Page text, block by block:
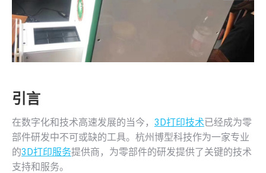
引言
在数字化和技术高速发展的当今， 3D打印技术已经成为零
部件研发中不可或缺的工具。杭州博型科技作为一家专业
的3D打印服务提供商，为零部件的研发提供了关键的技术
支持和服务。